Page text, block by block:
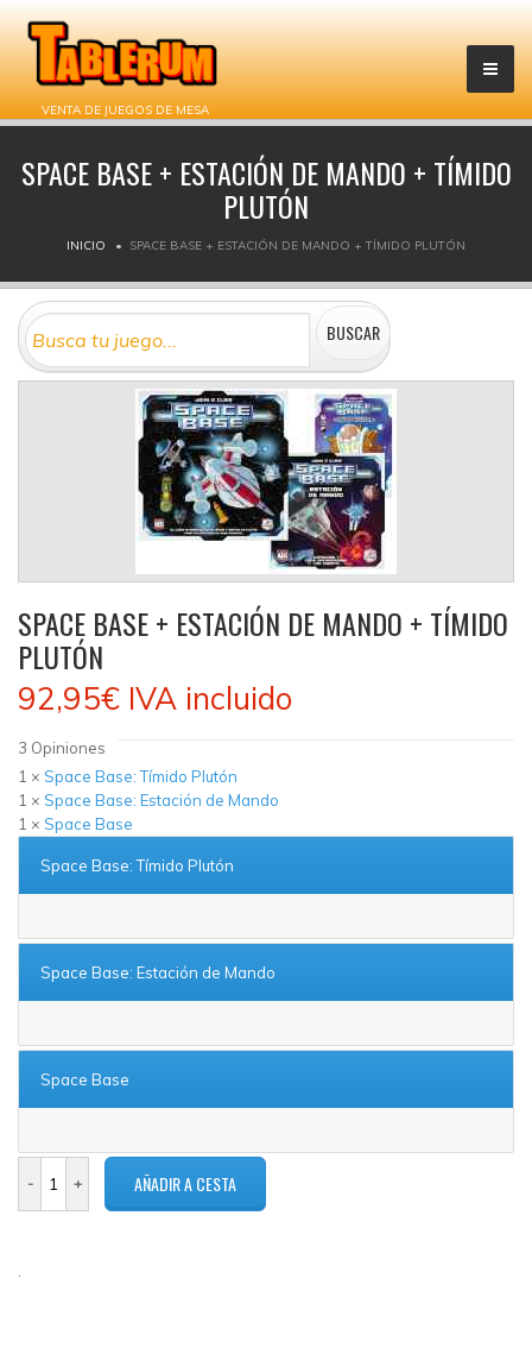
VENTA DE JUEGOS DE MESA
SPACE BASE + ESTACIÓN DE MANDO + TÍMIDO
PLUTÓN
INICIO SPACE BASE + ESTACIÓN DE MANDO + TÍMIDO PLUTÓN
SPACE BASE + ESTACIÓN DE MANDO + TÍMIDO
PLUTÓN
92,95€ IVA incluido
3 Opiniones
1 × Space Base: Tímido Plutón
1 × Space Base: Estación de Mando
1 × Space Base
Space Base: Tímido Plutón
Space Base: Estación de Mando
Space Base